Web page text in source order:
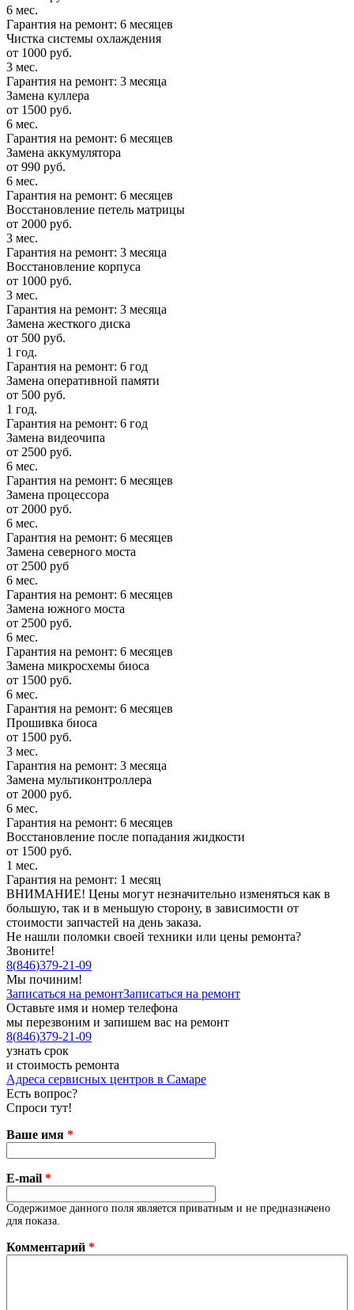
6 мес.
Гарантия на ремонт: 6 месяцев
Чистка системы охлаждения
от 1000 руб.
3 мес.
Гарантия на ремонт: 3 месяца
Замена куллера
от 1500 руб.
6 мес.
Гарантия на ремонт: 6 месяцев
Замена аккумулятора
от 990 руб.
6 мес.
Гарантия на ремонт: 6 месяцев
Восстановление петель матрицы
от 2000 руб.
3 мес.
Гарантия на ремонт: 3 месяца
Восстановление корпуса
от 1000 руб.
3 мес.
Гарантия на ремонт: 3 месяца
Замена жесткого диска
от 500 руб.
1 год.
Гарантия на ремонт: 6 год
Замена оперативной памяти
от 500 руб.
1 год.
Гарантия на ремонт: 6 год
Замена видеочипа
от 2500 руб.
6 мес.
Гарантия на ремонт: 6 месяцев
Замена процессора
от 2000 руб.
6 мес.
Гарантия на ремонт: 6 месяцев
Замена северного моста
от 2500 руб
6 мес.
Гарантия на ремонт: 6 месяцев
Замена южного моста
от 2500 руб.
6 мес.
Гарантия на ремонт: 6 месяцев
Замена микросхемы биоса
от 1500 руб.
6 мес.
Гарантия на ремонт: 6 месяцев
Прошивка биоса
от 1500 руб.
3 мес.
Гарантия на ремонт: 3 месяца
Замена мультиконтроллера
от 2000 руб.
6 мес.
Гарантия на ремонт: 6 месяцев
Восстановление после попадания жидкости
от 1500 руб.
1 мес.
Гарантия на ремонт: 1 месяц
ВНИМАНИЕ! Цены могут незначительно изменяться как в
большую, так и в меньшую сторону, в зависимости от
стоимости запчастей на день заказа.
Не нашли поломки своей техники или цены ремонта?
Звоните!
8(846)379-21-09
Мы починим!
Записаться на ремонтЗаписаться на ремонт
Оставьте имя и номер телефона
мы перезвоним и запишем вас на ремонт
8(846)379-21-09
узнать срок
и стоимость ремонта
Адреса сервисных центров в Самаре
Есть вопрос?
Спроси тут!
Ваше имя *
E-mail *
Содержимое данного поля является приватным и не предназначено
для показа.
Комментарий *